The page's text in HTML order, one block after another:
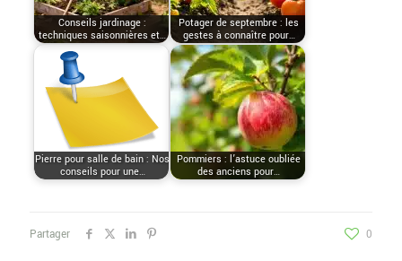
Conseils jardinage :
techniques saisonnières et…
Potager de septembre : les
gestes à connaître pour…
Pierre pour salle de bain : Nos
conseils pour une…
Pommiers : l’astuce oubliée
des anciens pour…
Partager 0